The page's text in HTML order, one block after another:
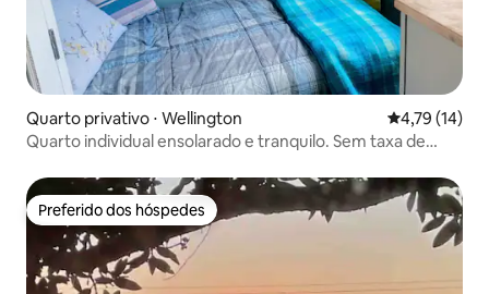
Quarto privativo ⋅ Wellington 4,79 de uma
4,79 (14)
Quarto individual ensolarado e tranquilo. Sem taxa de
Preferido dos hóspedes
Preferido dos hóspedes